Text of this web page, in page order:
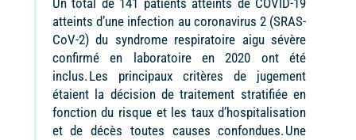
Un total de 141 patients atteints de COVID-19
atteints d’une infection au coronavirus 2 (SRAS-
CoV-2) du syndrome respiratoire aigu sévère
confirmé en laboratoire en 2020 ont été
inclus. Les principaux critères de jugement
étaient la décision de traitement stratifiée en
fonction du risque et les taux d’hospitalisation
et de décès toutes causes confondues. Une